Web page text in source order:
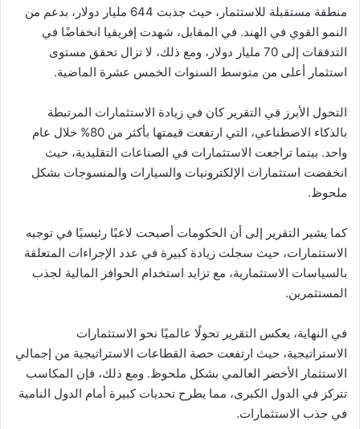
منطقة مستقبلة للاستثمار، حيث جذبت 644 مليار دولار، بدعم من
النمو القوي في الهند. في المقابل، شهدت إفريقيا انخفاضًا في
التدفقات إلى 70 مليار دولار، ومع ذلك، لا تزال تحقق مستوى
استثمار أعلى من متوسط السنوات الخمس عشرة الماضية.
التحول الأبرز في التقرير كان في زيادة الاستثمارات المرتبطة
بالذكاء الاصطناعي، التي ارتفعت قيمتها بأكثر من 80% خلال عام
واحد. بينما تراجعت الاستثمارات في الصناعات التقليدية، حيث
انخفضت استثمارات الإلكترونيات والسيارات والمنسوجات بشكل
ملحوظ.
كما يشير التقرير إلى أن الحكومات أصبحت لاعبًا رئيسيًا في توجيه
الاستثمارات، حيث سجلت زيادة كبيرة في عدد الإجراءات المتعلقة
بالسياسات الاستثمارية، مع تزايد استخدام الحوافز المالية لجذب
المستثمرين.
في النهاية، يعكس التقرير تحولًا عالميًا نحو الاستثمارات
الاستراتيجية، حيث ارتفعت حصة القطاعات الاستراتيجية من إجمالي
الاستثمار الأخضر العالمي بشكل ملحوظ. ومع ذلك، فإن المكاسب
تتركز في الدول الكبرى، مما يطرح تحديات كبيرة أمام الدول النامية
في جذب الاستثمارات.